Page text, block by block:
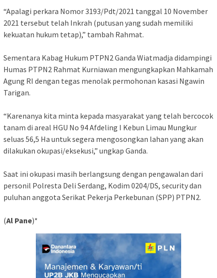
“Apalagi perkara Nomor 3193/Pdt/2021 tanggal 10 November
2021 tersebut telah Inkrah (putusan yang sudah memiliki
kekuatan hukum tetap),” tambah Rahmat.
Sementara Kabag Hukum PTPN2 Ganda Wiatmadja didampingi
Humas PTPN2 Rahmat Kurniawan mengungkapkan Mahkamah
Agung RI dengan tegas menolak permohonan kasasi Ngawin
Tarigan.
“Karenanya kita minta kepada masyarakat yang telah bercocok
tanam di areal HGU No 94 Afdeling I Kebun Limau Mungkur
seluas 56,5 Ha untuk segera mengosongkan lahan yang akan
dilakukan okupasi/eksekusi,” ungkap Ganda.
Saat ini okupasi masih berlangsung dengan pengawalan dari
personil Polresta Deli Serdang, Kodim 0204/DS, security dan
puluhan anggota Serikat Pekerja Perkebunan (SPP) PTPN2.
(Al Pane)*